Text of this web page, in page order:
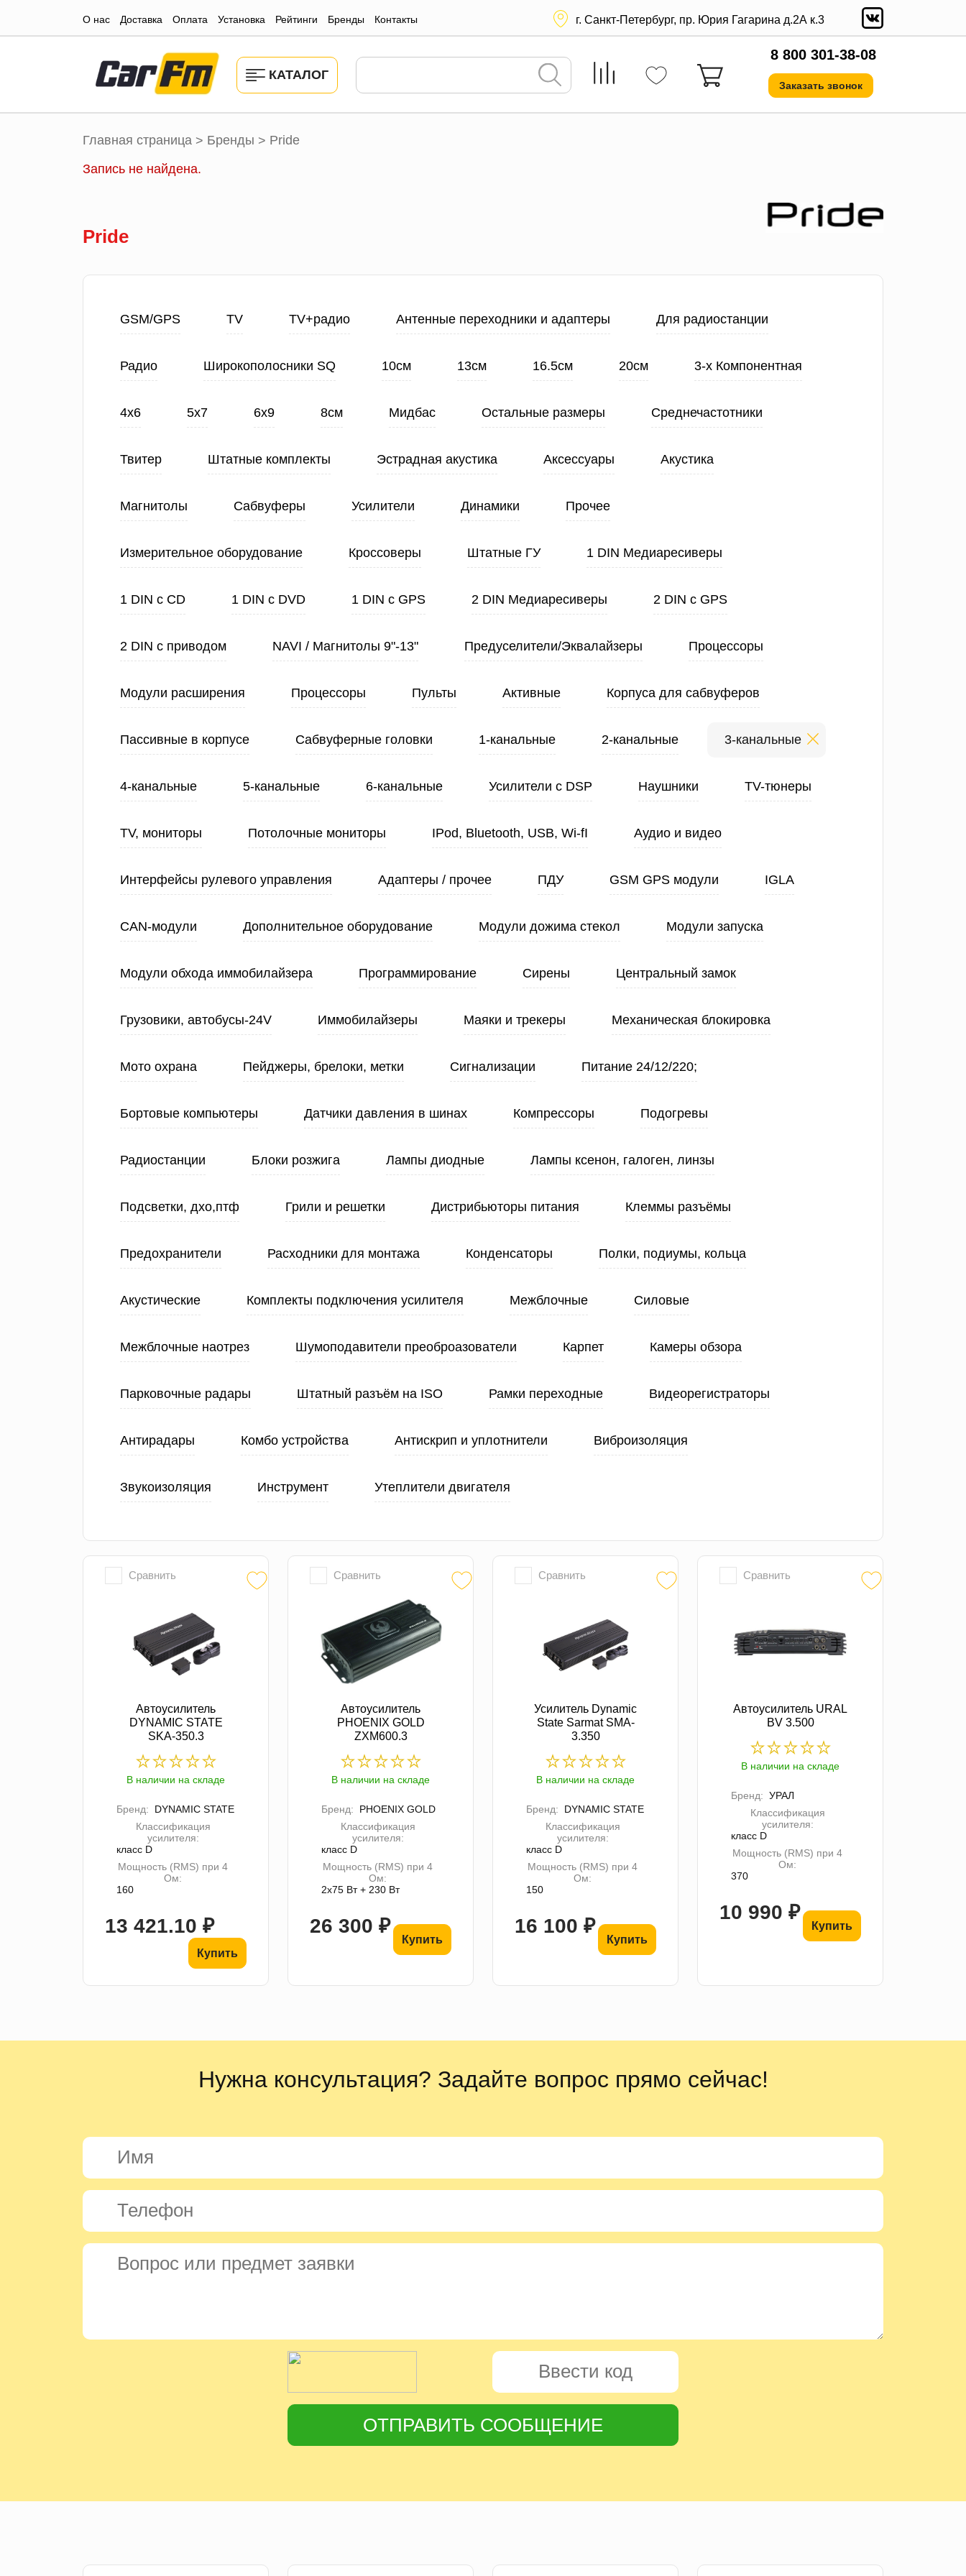
О нас Доставка Оплата Установка Рейтинги Бренды Контакты г. Санкт-Петербург, пр. Юрия Гагарина д.2А к.3
КАТАЛОГ
8 800 301-38-08
Заказать звонок
Главная страница > Бренды > Pride
Запись не найдена.
Pride
GSM/GPS TV TV+радио Антенные переходники и адаптеры Для радиостанции
Радио Широкополосники SQ 10см 13см 16.5см 20см 3-х Компонентная
4х6 5х7 6х9 8см Мидбас Остальные размеры Среднечастотники
Твитер Штатные комплекты Эстрадная акустика Аксессуары Акустика
Магнитолы Сабвуферы Усилители Динамики Прочее
Измерительное оборудование Кроссоверы Штатные ГУ 1 DIN Медиаресиверы
1 DIN с CD 1 DIN с DVD 1 DIN с GPS 2 DIN Медиаресиверы 2 DIN с GPS
2 DIN с приводом NAVI / Магнитолы 9"-13" Предуселители/Эквалайзеры Процессоры
Модули расширения Процессоры Пульты Активные Корпуса для сабвуферов
Пассивные в корпусе Сабвуферные головки 1-канальные 2-канальные 3-канальные
4-канальные 5-канальные 6-канальные Усилители с DSP Наушники TV-тюнеры
TV, мониторы Потолочные мониторы IPod, Bluetooth, USB, Wi-fI Аудио и видео
Интерфейсы рулевого управления Адаптеры / прочее ПДУ GSM GPS модули IGLA
CAN-модули Дополнительное оборудование Модули дожима стекол Модули запуска
Модули обхода иммобилайзера Программирование Сирены Центральный замок
Грузовики, автобусы-24V Иммобилайзеры Маяки и трекеры Механическая блокировка
Мото охрана Пейджеры, брелоки, метки Сигнализации Питание 24/12/220;
Бортовые компьютеры Датчики давления в шинах Компрессоры Подогревы
Радиостанции Блоки розжига Лампы диодные Лампы ксенон, галоген, линзы
Подсветки, дхо,птф Грили и решетки Дистрибьюторы питания Клеммы разъёмы
Предохранители Расходники для монтажа Конденсаторы Полки, подиумы, кольца
Акустические Комплекты подключения усилителя Межблочные Силовые
Межблочные наотрез Шумоподавители преоброазователи Карпет Камеры обзора
Парковочные радары Штатный разъём на ISO Рамки переходные Видеорегистраторы
Антирадары Комбо устройства Антискрип и уплотнители Виброизоляция
Звукоизоляция Инструмент Утеплители двигателя
Сравнить
Автоусилитель
DYNAMIC STATE
SKA-350.3
В наличии на складе
Бренд:
DYNAMIC STATE
Классификация
усилителя:
класс D
Мощность (RMS) при 4
Ом:
160
13 421.10 ₽
Купить
Сравнить
Автоусилитель
PHOENIX GOLD
ZXM600.3
В наличии на складе
Бренд:
PHOENIX GOLD
Классификация
усилителя:
класс D
Мощность (RMS) при 4
Ом:
2x75 Вт + 230 Вт
26 300 ₽
Купить
Сравнить
Усилитель Dynamic
State Sarmat SMA-
3.350
В наличии на складе
Бренд:
DYNAMIC STATE
Классификация
усилителя:
класс D
Мощность (RMS) при 4
Ом:
150
16 100 ₽
Купить
Сравнить
Автоусилитель URAL
BV 3.500
В наличии на складе
Бренд: УРАЛ
Классификация
усилителя:
класс D
Мощность (RMS) при 4
Ом:
370
10 990 ₽
Купить
Нужна консультация? Задайте вопрос прямо сейчас!
ОТПРАВИТЬ СООБЩЕНИЕ